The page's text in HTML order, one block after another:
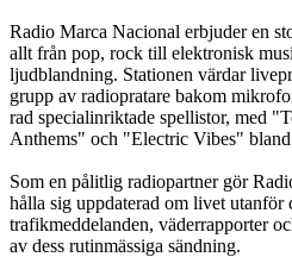
Radio Marca Nacional erbjuder en
allt från pop, rock till elektronisk
ljudblandning. Stationen värdar
grupp av radiopratare bakom
rad specialinriktade spellistor, med
Anthems" och "Electric Vibes" bland
Som en pålitlig radiopartner gör
hålla sig uppdaterad om livet utanför
trafikmeddelanden, väderrapporter
av dess rutinmässiga sändning.